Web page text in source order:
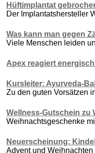
Hüftimplantat
Der Implantatshersteller
Was kann man gegen
Viele Menschen leiden
Apex reagiert
Kursleiter: Ayurveda-
Zu den guten Vorsätzen
Wellness-Gutschein zu
Weihnachtsgeschenke
Neuerscheinung:
Advent und